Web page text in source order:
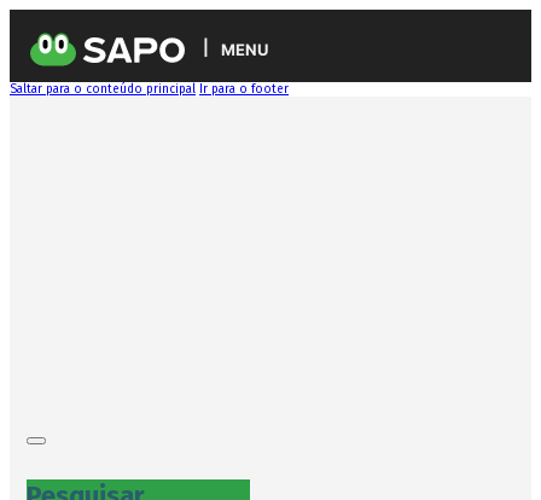
MENU
Saltar para o conteúdo principal Ir para o footer